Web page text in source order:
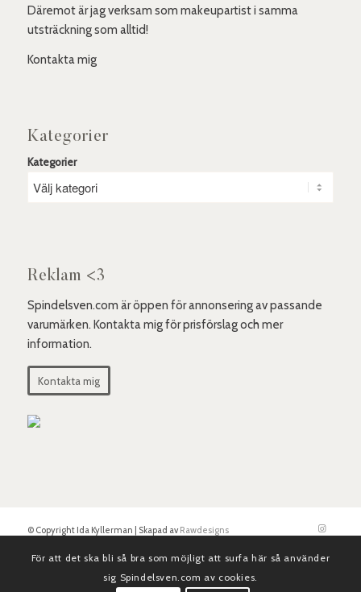
Däremot är jag verksam som makeupartist i samma
utsträckning som alltid!
Kontakta mig
Kategorier
Kategorier
Reklam <3
Spindelsven.com är öppen för annonsering av passande
varumärken. Kontakta mig för prisförslag och mer
information.
Kontakta mig
© Copyright Ida Kyllerman | Skapad avRawdesigns
För att det ska bli så bra som möjligt att surfa här så använder
sig Spindelsven.com av cookies.